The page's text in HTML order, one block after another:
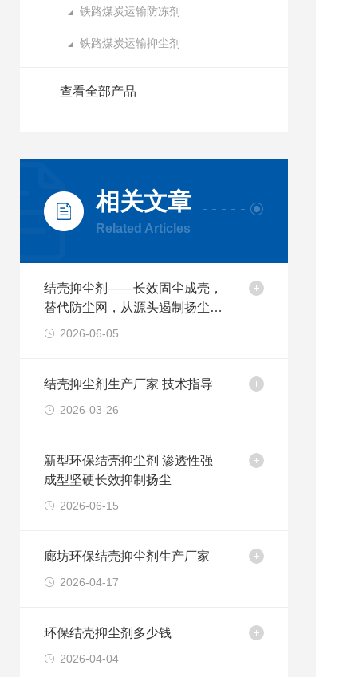
铁路煤炭运输防冻剂
铁路煤炭运输抑尘剂
查看全部产品
相关文章
Related Articles
结壳抑尘剂——长效固尘成壳，
替代防尘网，从源头遏制扬尘污
染
2026-06-05
结壳抑尘剂生产厂家 技术指导
2026-03-26
新型环保结壳抑尘剂 渗透性强
成型坚硬长效抑制扬尘
2026-06-15
廊坊环保结壳抑尘剂生产厂家
2026-04-17
环保结壳抑尘剂多少钱
2026-04-04